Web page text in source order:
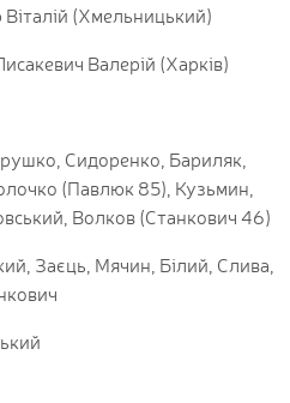
(Хмельницький)
Валерій (Харків)
Сидоренко, Бариляк,
(Павлюк 85), Кузьмин,
Волков (Станкович 46)
Заєць, Мячин, Білий, Слива,